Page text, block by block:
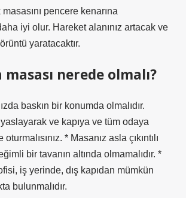
pencere kenarına
iyi olur. Hareket alanınız artacak ve
yaratacaktır.
masası nerede olmalı?
baskın bir konumda olmalıdır.
yaslayarak ve kapıya ve tüm odaya
* Masanız asla çıkıntılı
bir tavanın altında olmamalıdır. *
iş yerinde, dış kapıdan mümkün
bulunmalıdır.